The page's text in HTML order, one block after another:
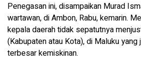
Penegasan ini, disampaikan Murad
wartawan, di Ambon, Rabu, kemarin.
kepala daerah tidak sepatutnya
(Kabupaten atau Kota), di Maluku
terbesar kemiskinan.